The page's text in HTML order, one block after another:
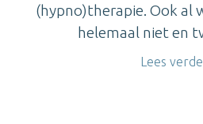
(hypno)therapie. Ook al
helemaal niet en
Lees